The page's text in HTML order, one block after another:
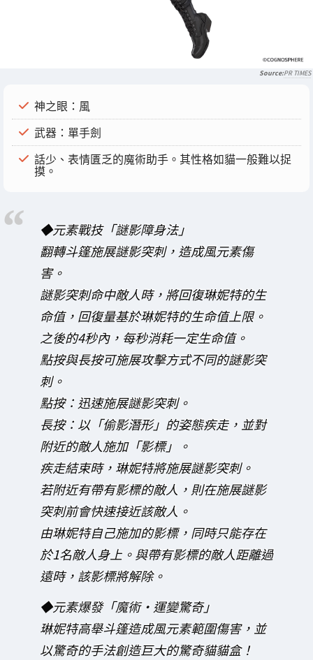
PR TIMES
神之眼：風
武器：單手劍
話少、表情匱乏的魔術助手。其性格如貓一般難以捉
摸。
◆元素戰技「謎影障身法」
翻轉斗篷施展謎影突刺，造成風元素傷
害。
謎影突刺命中敵人時，將回復琳妮特的生
命值，回復量基於琳妮特的生命值上限。
之後的4秒內，每秒消耗一定生命值。
點按與長按可施展攻擊方式不同的謎影突
刺。
點按：迅速施展謎影突刺。
長按：以「偷影潛形」的姿態疾走，並對
附近的敵人施加「影標」。
疾走結束時，琳妮特將施展謎影突刺。
若附近有帶有影標的敵人，則在施展謎影
突刺前會快速接近該敵人。
由琳妮特自己施加的影標，同時只能存在
於1名敵人身上。與帶有影標的敵人距離過
遠時，該影標將解除。
◆元素爆發「魔術・運變驚奇」
琳妮特高舉斗篷造成風元素範圍傷害，並
以驚奇的手法創造巨大的驚奇貓貓盒！